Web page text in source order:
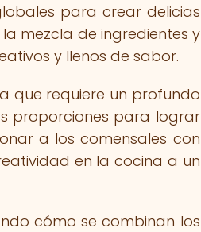
para crear delicias
mezcla de ingredientes y
y llenos de sabor.
que requiere un profundo
proporciones para lograr
a los comensales con
en la cocina a un
cómo se combinan los